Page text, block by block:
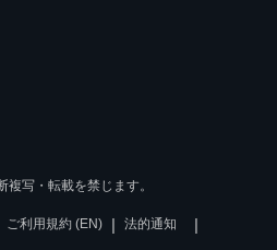
写・転載を禁じます。
ご利用規約 (EN) | 法的通知 |